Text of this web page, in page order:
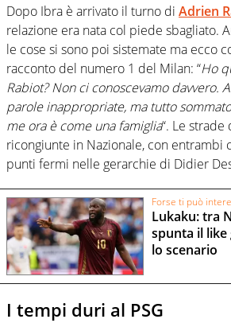
Dopo Ibra è arrivato il turno di Adrien
relazione era nata col piede sbagliato.
le cose si sono poi sistemate ma ecco
racconto del numero 1 del Milan: “Ho
Rabiot? Non ci conoscevamo davvero.
parole inappropriate, ma tutto
me ora è come una famiglia“. Le
ricongiunte in Nazionale, con entrambi
punti fermi nelle gerarchie di Didier
Forse ti può
Lukaku: tra
spunta il like
lo scenario
I tempi duri al PSG